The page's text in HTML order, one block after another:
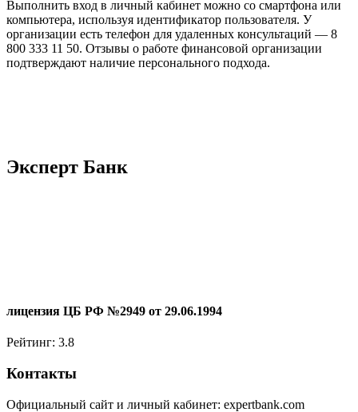
Выполнить вход в личный кабинет можно со смартфона или
компьютера, используя идентификатор пользователя. У
организации есть телефон для удаленных консультаций — 8
800 333 11 50. Отзывы о работе финансовой организации
подтверждают наличие персонального подхода.
Эксперт Банк
лицензия ЦБ РФ №2949 от 29.06.1994
Рейтинг: 3.8
Контакты
Официальный сайт и личный кабинет: expertbank.com